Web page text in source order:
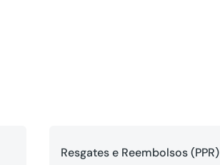
Resgates e Reembolsos (PPR)